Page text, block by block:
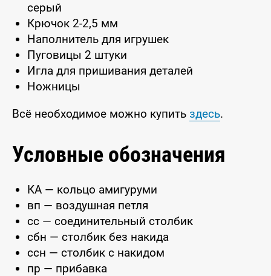
серый
Крючок 2-2,5 мм
Наполнитель для игрушек
Пуговицы 2 штуки
Игла для пришивания деталей
Ножницы
Всё необходимое можно купить здесь.
Условные обозначения
КА — кольцо амигуруми
вп — воздушная петля
сс — соединительный столбик
сбн — столбик без накида
ссн — столбик с накидом
пр — прибавка